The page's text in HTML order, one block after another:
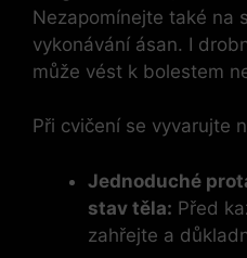
Nezapomínejte také na
vykonávání ásan. I
může vést k bolestem
Při cvičení se vyvarujte
Jednoduché
stav těla: Před
zahřejte a